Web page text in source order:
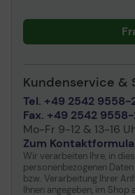
Kundenservice &
Tel. +49 2542 9558-
Fax. +49 2542
Mo-Fr 9-12 & 13-16
Zum
Wir verarbeiten Ihre, in
personenbezogenen
bzw. Verarbeitung Ihrer
Ihnen angegeben, im